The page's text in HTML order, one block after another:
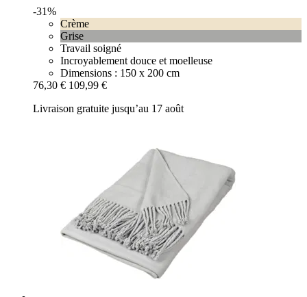
-31%
Crème
Grise
Travail soigné
Incroyablement douce et moelleuse
Dimensions : 150 x 200 cm
76,30 € 109,99 €
Livraison gratuite jusqu’au 17 août